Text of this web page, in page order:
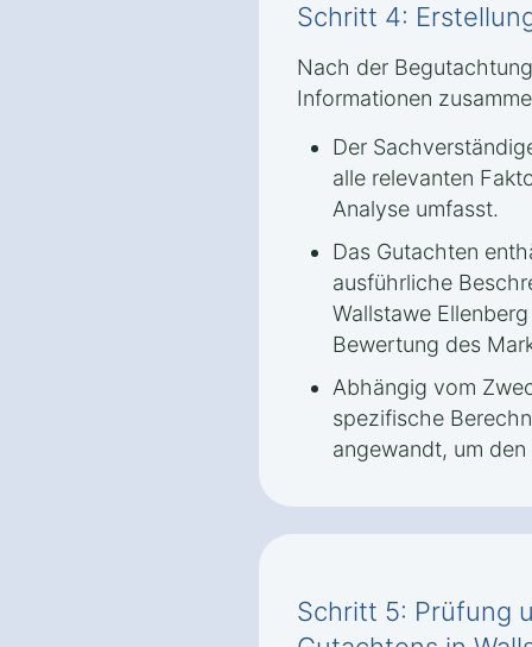
Schritt 4:
Nach der
Informationen
Der
alle relevanten
Analyse umfasst.
Das Gutachten
ausführliche
Wallstawe
Bewertung des
Abhängig vom
spezifische
angewandt, um
Schritt 5: Prüfung